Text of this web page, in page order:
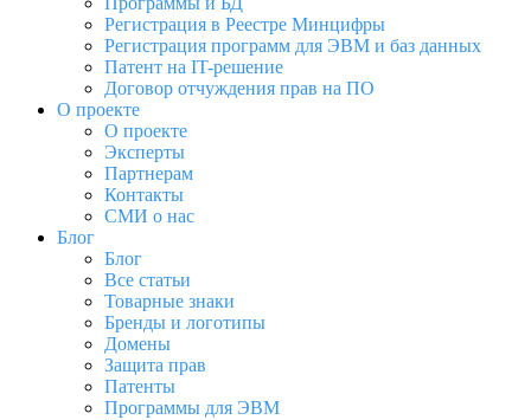
Регистрация в Реестре Минцифры
Регистрация программ для ЭВМ и баз данных
Патент на IT-решение
Договор отчуждения прав на ПО
О проекте
О проекте
Эксперты
Партнерам
Контакты
СМИ о нас
Блог
Блог
Все статьи
Товарные знаки
Бренды и логотипы
Домены
Защита прав
Патенты
Программы для ЭВМ